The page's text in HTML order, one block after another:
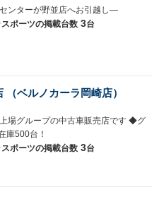
ンターが野並店へお引越し―
スポーツの掲載台数 3台
ベルノカーラ岡崎店）
場グループの中古車販売店です ◆グ
庫500台！
スポーツの掲載台数 3台